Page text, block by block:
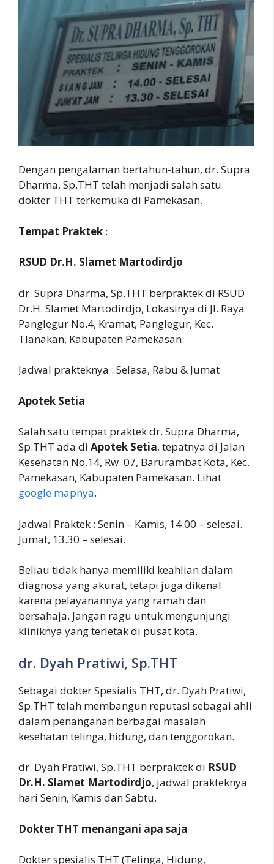
Dengan pengalaman bertahun-tahun, dr. Supra
Dharma, Sp.THT telah menjadi salah satu
dokter THT terkemuka di Pamekasan.
Tempat Praktek :
RSUD Dr.H. Slamet Martodirdjo
dr. Supra Dharma, Sp.THT berpraktek di RSUD
Dr.H. Slamet Martodirdjo, Lokasinya di Jl. Raya
Panglegur No.4, Kramat, Panglegur, Kec.
Tlanakan, Kabupaten Pamekasan.
Jadwal prakteknya : Selasa, Rabu & Jumat
Apotek Setia
Salah satu tempat praktek dr. Supra Dharma,
Sp.THT ada di Apotek Setia, tepatnya di Jalan
Kesehatan No.14, Rw. 07, Barurambat Kota, Kec.
Pamekasan, Kabupaten Pamekasan. Lihat
google mapnya.
Jadwal Praktek : Senin – Kamis, 14.00 – selesai.
Jumat, 13.30 – selesai.
Beliau tidak hanya memiliki keahlian dalam
diagnosa yang akurat, tetapi juga dikenal
karena pelayanannya yang ramah dan
bersahaja. Jangan ragu untuk mengunjungi
kliniknya yang terletak di pusat kota.
dr. Dyah Pratiwi, Sp.THT
Sebagai dokter Spesialis THT, dr. Dyah Pratiwi,
Sp.THT telah membangun reputasi sebagai ahli
dalam penanganan berbagai masalah
kesehatan telinga, hidung, dan tenggorokan.
dr. Dyah Pratiwi, Sp.THT berpraktek di RSUD
Dr.H. Slamet Martodirdjo, jadwal prakteknya
hari Senin, Kamis dan Sabtu.
Dokter THT menangani apa saja
Dokter spesialis THT (Telinga, Hidung,